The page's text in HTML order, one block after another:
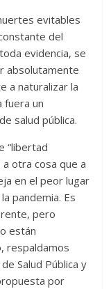
evitables
del
evidencia, se
absolutamente
a naturalizar la
fuera un
salud pública.
“libertad
otra cosa que a
en el peor lugar
pandemia. Es
pero
están
respaldamos
Salud Pública y
por